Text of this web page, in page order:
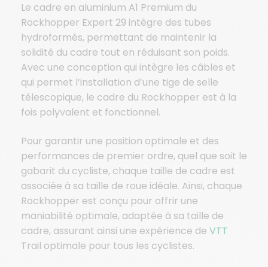
Le cadre en aluminium A1 Premium du
Rockhopper Expert 29 intègre des tubes
hydroformés, permettant de maintenir la
solidité du cadre tout en réduisant son poids.
Avec une conception qui intègre les câbles et
qui permet l’installation d’une tige de selle
télescopique, le cadre du Rockhopper est à la
fois polyvalent et fonctionnel.
Pour garantir une position optimale et des
performances de premier ordre, quel que soit le
gabarit du cycliste, chaque taille de cadre est
associée à sa taille de roue idéale. Ainsi, chaque
Rockhopper est conçu pour offrir une
maniabilité optimale, adaptée à sa taille de
cadre, assurant ainsi une expérience de VTT
Trail optimale pour tous les cyclistes.